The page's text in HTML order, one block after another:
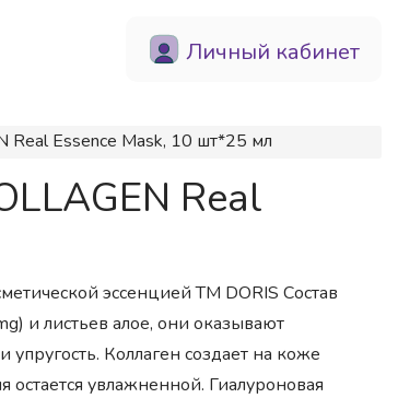
Личный кабинет
Essence Mask, 10 шт*25 мл
Real
эссенцией ТМ DORIS Состав
и листьев алое, они оказывают
Коллаген создает на коже
увлажненной. Гиалуроновая